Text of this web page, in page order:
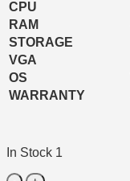
CPU
RAM
STORAGE
VGA
OS
WARRANTY
In Stock 1